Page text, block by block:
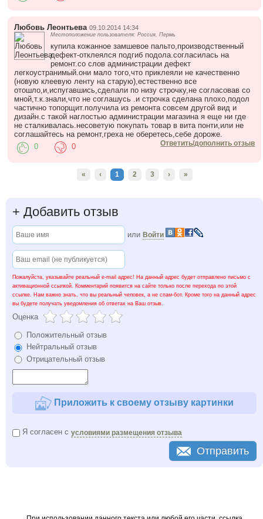
Любовь Леонтьева 09.10.2014 14:34
Местоположение пользователя: Россия, Пермь
купила кожанное замшевое пальто,производственный
дефект-отклеялся подгиб подола.согласилась на
ремонт.со слов администрации дефект
легкоустранимый.они мало того,что приклеяли не качественно
(новую клеевую ленту на старую),естественно все
отошло,и,испугавшись,сделали по низу строчку,не согласовав со
мной,т.к.знали,что не соглашусь .и строчка сделана плохо,подол
частично топорщит.получила из ремонта совсем другой вид и
дизайн.с такой наглостью администрации магазина я еще ни где
не сталкивалась.несоветую покупать товар в вита понти,или не
соглашайтесь на ремонт,греха не оберетесь,себе дороже.
Ответить/дополнить отзыв
0 0
« ‹ 1 2 3 › »
+ Добавить отзыв
или Войти
Пожалуйста, указывайте реальный e-mail адрес! На данный адрес будет отправлено письмо с
активационной ссылкой. Комментарий появится на сайте только после перехода по этой
ссылке. Нам важно знать, что вы реальный человек, а не спам-бот. Кроме того на данный адрес
вы будете получать уведомления об ответах на Ваш отзыв.
Оценка
Положительный отзыв
Нейтральный отзыв
Отрицательный отзыв
Приложить к своему отзыву картинки
Я согласен с условиями размещения отзыва
Отправить